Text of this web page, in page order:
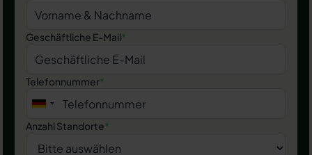
Geschäftliche E-Mail*
Telefonnummer*
Anzahl Standorte*